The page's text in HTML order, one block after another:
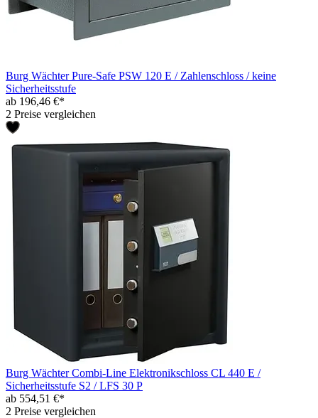
Burg Wächter Pure-Safe PSW 120 E / Zahlenschloss / keine
Sicherheitsstufe
ab 196,46 €*
2 Preise vergleichen
Burg Wächter Combi-Line Elektronikschloss CL 440 E /
Sicherheitsstufe S2 / LFS 30 P
ab 554,51 €*
2 Preise vergleichen